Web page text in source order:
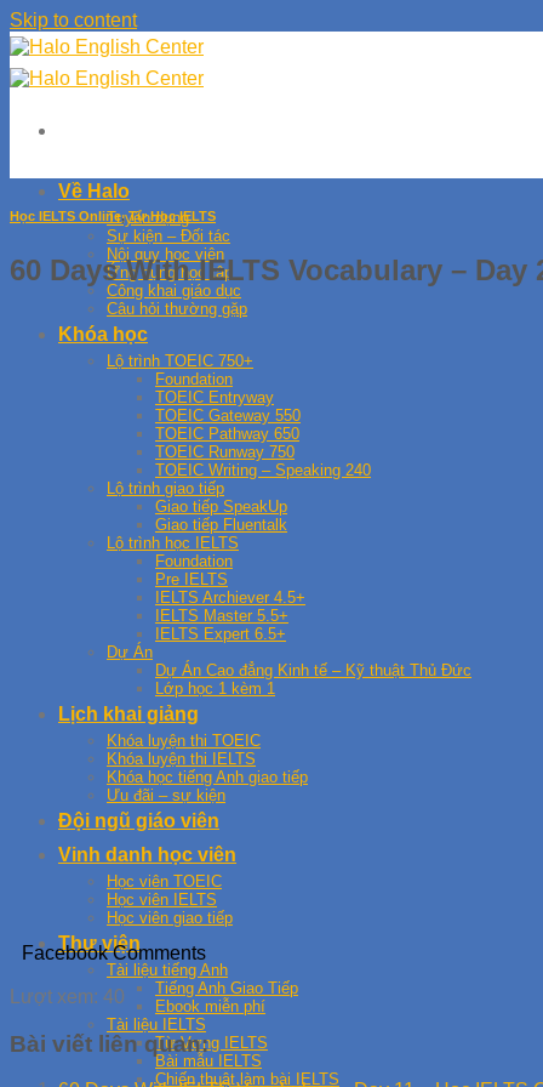
Skip to content
Về Halo
Tuyển dụng
Sự kiện – Đối tác
Nội quy học viên
Ứng dụng học tập
Công khai giáo dục
Câu hỏi thường gặp
Khóa học
Lộ trình TOEIC 750+
Foundation
TOEIC Entryway
TOEIC Gateway 550
TOEIC Pathway 650
TOEIC Runway 750
TOEIC Writing – Speaking 240
Lộ trình giao tiếp
Giao tiếp SpeakUp
Giao tiếp Fluentalk
Lộ trình học IELTS
Foundation
Pre IELTS
IELTS Archiever 4.5+
IELTS Master 5.5+
IELTS Expert 6.5+
Dự Án
Dự Án Cao đẳng Kinh tế – Kỹ thuật Thủ Đức
Lớp học 1 kèm 1
Lịch khai giảng
Khóa luyện thi TOEIC
Khóa luyện thi IELTS
Khóa học tiếng Anh giao tiếp
Ưu đãi – sự kiện
Đội ngũ giáo viên
Vinh danh học viên
Học viên TOEIC
Học viên IELTS
Học viên giao tiếp
Thư viện
Tài liệu tiếng Anh
Tiếng Anh Giao Tiếp
Ebook miễn phí
Tài liệu IELTS
Từ Vựng IELTS
Bài mẫu IELTS
Chiến thuật làm bài IELTS
Học IELTS Online,Tự Học IELTS
60 Days With IELTS Vocabulary –
Facebook Comments
Lượt xem: 40
Bài viết liên quan: